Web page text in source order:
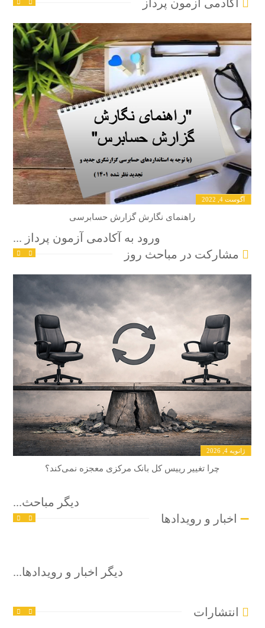
آکادمی آزمون پرداز
آگوست 4, 2022
راهنمای نگارش گزارش حسابرسی
ورود به آکادمی آزمون پرداز ...
مشارکت در مباحث روز
ژانویه 4, 2026
چرا تغییر رییس کل بانک مرکزی معجزه نمی‌کند؟
دیگر مباحث...
اخبار و رویدادها
دیگر اخبار و رویدادها...
انتشارات